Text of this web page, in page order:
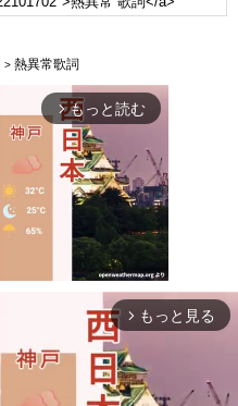
熱異常歌詞
arrow_forward_ios もっと読む
Mute
arrow_forward_ios もっと見る